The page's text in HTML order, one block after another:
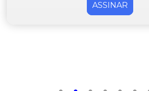
ASSINAR